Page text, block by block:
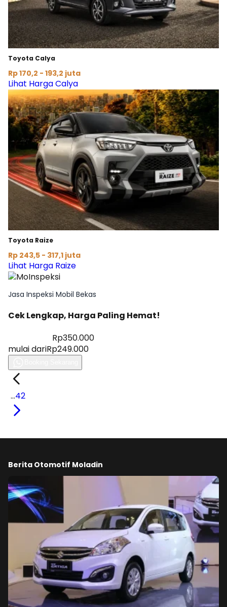
Toyota Calya
Rp 170,2 - 193,2 juta
Lihat Harga Calya
Toyota Raize
Rp 243,5 - 317,1 juta
Lihat Harga Raize
Jasa Inspeksi Mobil Bekas
Cek Lengkap, Harga Paling Hemat!
Rp350.000
mulai dariRp249.000
...42
Berita Otomotif Moladin